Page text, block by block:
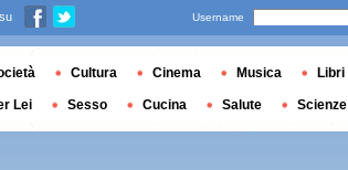
Username
Cultura Cinema Musica Libri
Lei Sesso Cucina Salute Scienze